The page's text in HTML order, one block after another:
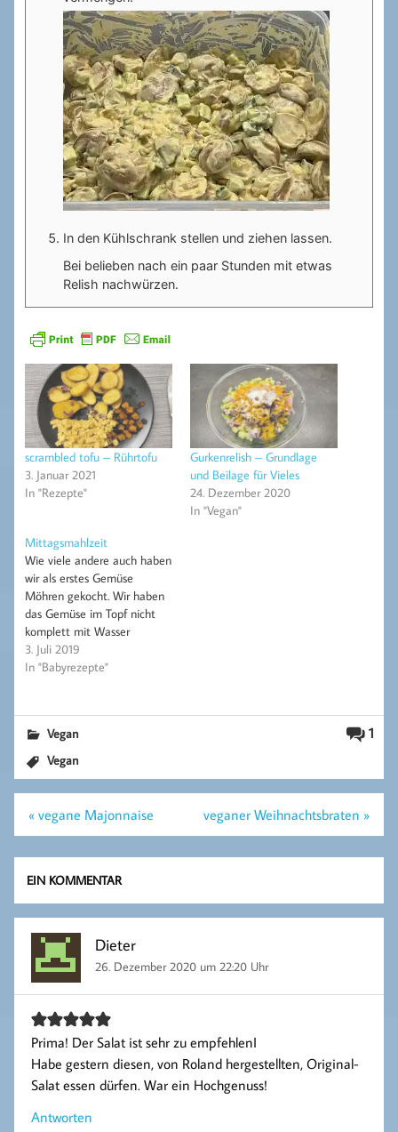
In den Kühlschrank stellen und ziehen lassen.
Bei belieben nach ein paar Stunden mit etwas
Relish nachwürzen.
scrambled tofu – Rührtofu
3. Januar 2021
In "Rezepte"
Gurkenrelish – Grundlage
und Beilage für Vieles
24. Dezember 2020
In "Vegan"
Mittagsmahlzeit
Wie viele andere auch haben
wir als erstes Gemüse
Möhren gekocht. Wir haben
das Gemüse im Topf nicht
komplett mit Wasser
bedeckt. Eher weniger
Wasser, damit das Gemüse
nähstoffreiches Wasser
weggeschüttet werden.
Wenn der Brei zu dick ist,
kann immer noch Wasser…
3. Juli 2019
In "Babyrezepte"
1
Vegan
Vegan
Beitragsnavigation
« vegane Majonnaise veganer Weihnachtsbraten »
EIN KOMMENTAR
Dieter
26. Dezember 2020 um 22:20 Uhr
Prima! Der Salat ist sehr zu empfehlenI
Habe gestern diesen, von Roland hergestellten, Original-
Salat essen dürfen. War ein Hochgenuss!
Antworten